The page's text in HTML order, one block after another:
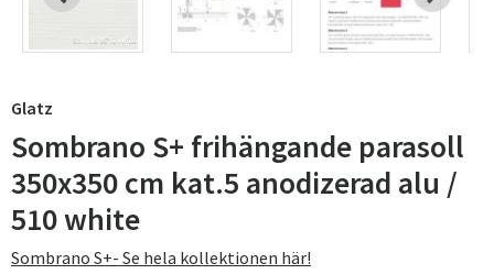
Glatz
Sombrano S+ frihängande parasoll
350x350 cm kat.5 anodizerad alu /
510 white
Sombrano S+- Se hela kollektionen här!